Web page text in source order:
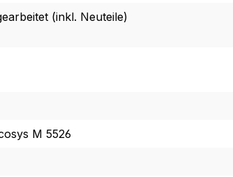
(inkl. Neuteile)
M 5526